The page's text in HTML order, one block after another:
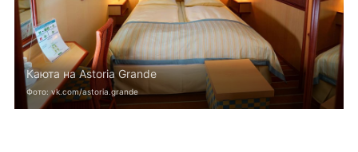
Каюта на Astoria Grande
Фото: vk.com/astoria.grande